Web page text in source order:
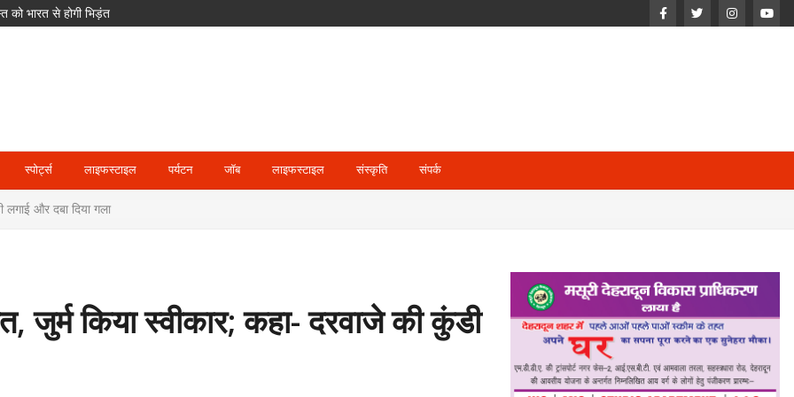
खेल और आवास पर भी बड़ा फोकस
कर रहा हूं’
स्पोर्ट्स लाइफस्टाइल पर्यटन जॉब लाइफस्टाइल संस्कृति संपर्क
लगाई और दबा दिया गला
जुर्म किया स्वीकार; कहा- दरवाजे की कुंडी